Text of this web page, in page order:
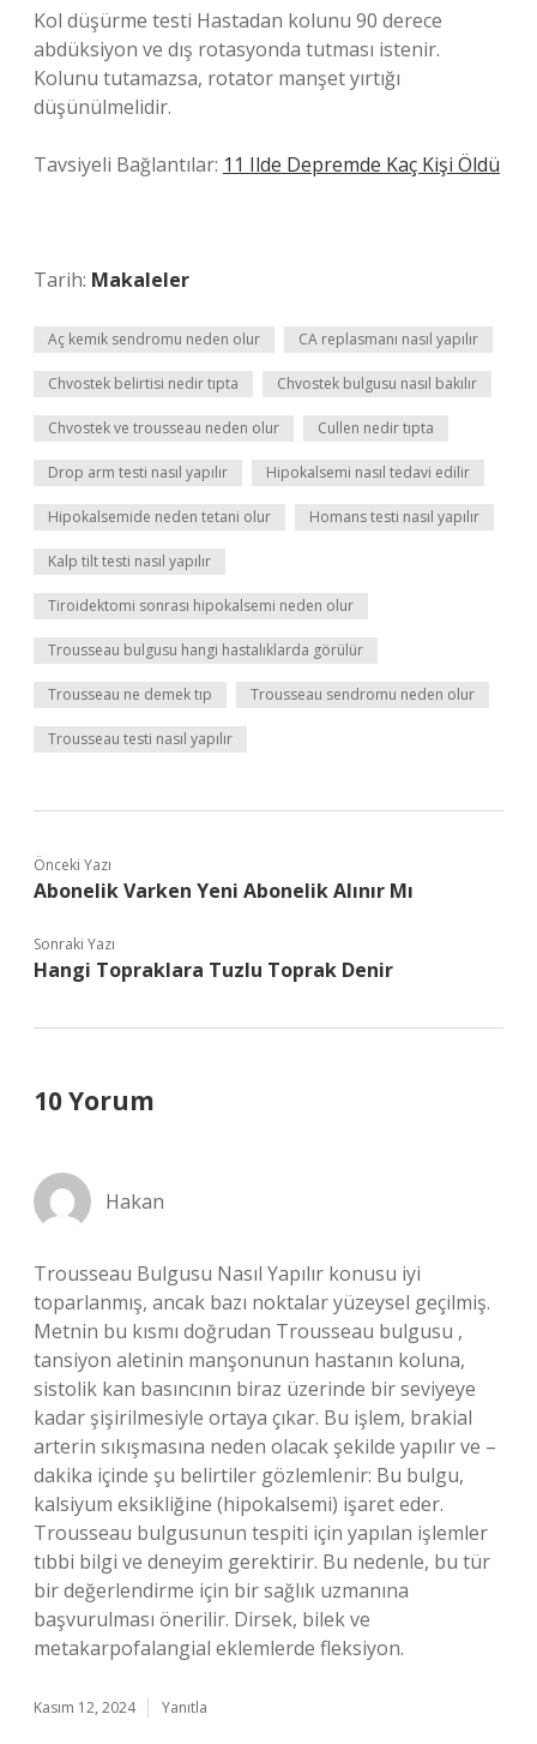
Kol düşürme testi Hastadan kolunu 90 derece
abdüksiyon ve dış rotasyonda tutması istenir.
Kolunu tutamazsa, rotator manşet yırtığı
düşünülmelidir.
Tavsiyeli Bağlantılar: 11 Ilde Depremde Kaç Kişi Öldü
Tarih: Makaleler
Aç kemik sendromu neden olur CA replasmanı nasıl yapılır
Chvostek belirtisi nedir tıpta Chvostek bulgusu nasıl bakılır
Chvostek ve trousseau neden olur Cullen nedir tıpta
Drop arm testi nasıl yapılır Hipokalsemi nasıl tedavi edilir
Hipokalsemide neden tetani olur Homans testi nasıl yapılır
Kalp tilt testi nasıl yapılır
Tiroidektomi sonrası hipokalsemi neden olur
Trousseau bulgusu hangi hastalıklarda görülür
Trousseau ne demek tıp Trousseau sendromu neden olur
Trousseau testi nasıl yapılır
Önceki Yazı
Abonelik Varken Yeni Abonelik Alınır Mı
Sonraki Yazı
Hangi Topraklara Tuzlu Toprak Denir
10 Yorum
Hakan
Trousseau Bulgusu Nasıl Yapılır konusu iyi
toparlanmış, ancak bazı noktalar yüzeysel geçilmiş.
Metnin bu kısmı doğrudan Trousseau bulgusu ,
tansiyon aletinin manşonunun hastanın koluna,
sistolik kan basıncının biraz üzerinde bir seviyeye
kadar şişirilmesiyle ortaya çıkar. Bu işlem, brakial
arterin sıkışmasına neden olacak şekilde yapılır ve –
dakika içinde şu belirtiler gözlemlenir: Bu bulgu,
kalsiyum eksikliğine (hipokalsemi) işaret eder.
Trousseau bulgusunun tespiti için yapılan işlemler
tıbbi bilgi ve deneyim gerektirir. Bu nedenle, bu tür
bir değerlendirme için bir sağlık uzmanına
başvurulması önerilir. Dirsek, bilek ve
metakarpofalangial eklemlerde fleksiyon.
Kasım 12, 2024 Yanıtla